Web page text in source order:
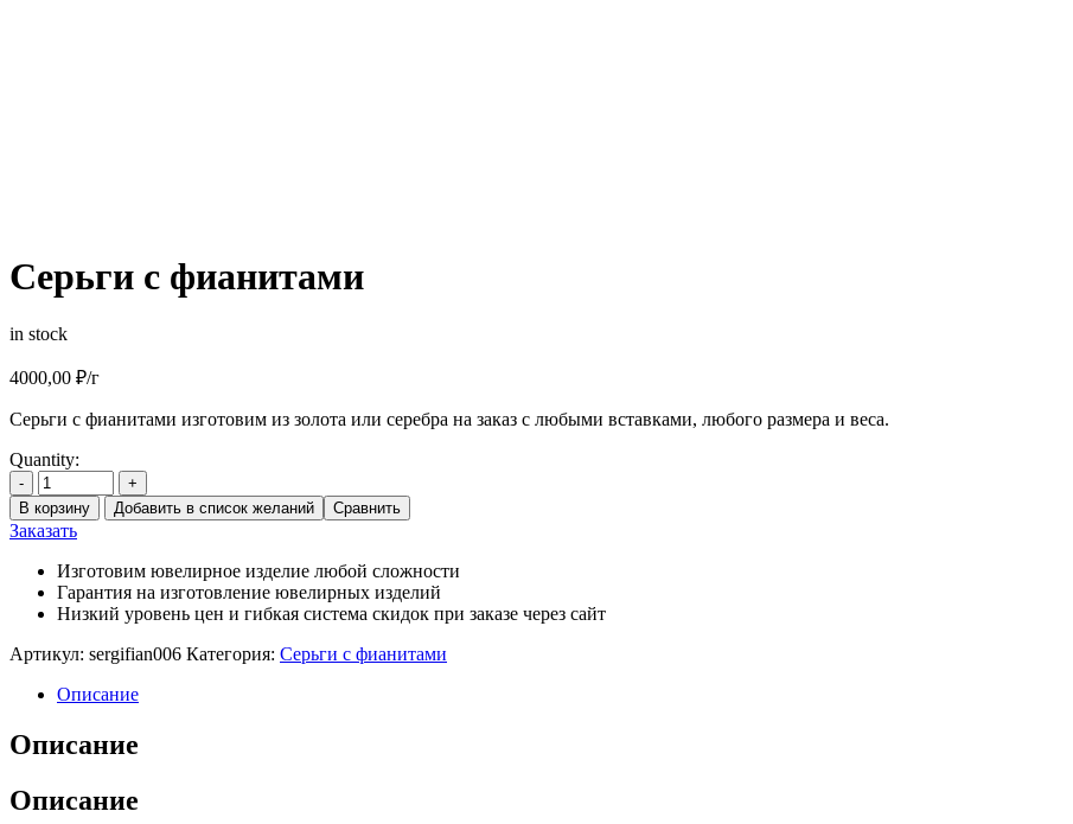
Серьги с фианитами
in stock
4000,00 ₽/г
Серьги с фианитами изготовим из золота или серебра на заказ с любыми вставками, любого размера и веса.
Quantity:
-
+
В корзину
Добавить в список желаний Сравнить
Заказать
Изготовим ювелирное изделие любой сложности
Гарантия на изготовление ювелирных изделий
Низкий уровень цен и гибкая система скидок при заказе через сайт
Артикул: sergifian006 Категория: Серьги с фианитами
Описание
Описание
Описание